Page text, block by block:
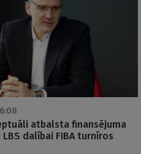
atbalsta finansējuma
dalībai FIBA turnīros